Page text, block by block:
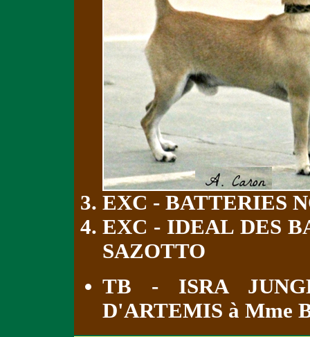
EXC - BATTERIES
EXC - IDEAL DES
SAZOTTO
TB - ISRA
D'ARTEMIS à Mme